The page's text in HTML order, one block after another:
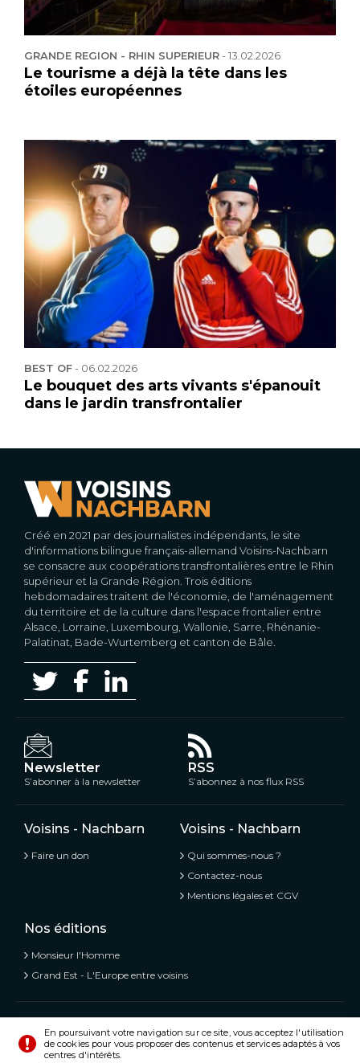
GRANDE REGION - RHIN SUPERIEUR-13.02.2026
Le tourisme a déjà la tête dans les
étoiles européennes
BEST OF- 06.02.2026
Le bouquet des arts vivants s'épanouit
dans le jardin transfrontalier
Créé en 2021 par des journalistes indépendants, le site
d'informations bilingue français-allemand Voisins-Nachbarn
se consacre aux coopérations transfrontalières entre le Rhin
supérieur et la Grande Région. Trois éditions
hebdomadaires traitent de l'économie, de l'aménagement
du territoire et de la culture dans l'espace frontalier entre
Alsace, Lorraine, Luxembourg, Wallonie, Sarre, Rhénanie-
Palatinat, Bade-Wurtemberg et canton de Bâle.
Newsletter
S’abonner à la newsletter
RSS
S’abonnez à nos flux RSS
Voisins - Nachbarn
Faire un don
Voisins - Nachbarn
Qui sommes-nous ?
Contactez-nous
Mentions légales et CGV
Nos éditions
Monsieur l'Homme
Grand Est - L'Europe entre voisins
Voisins - Nachbarn, L’information libre et mitoyenne
© Tous droits réservés 2020 - 2026
En poursuivant votre navigation sur ce site, vous acceptez l'utilisation
de cookies pour vous proposer des contenus et services adaptés à vos
centres d'intérêts.